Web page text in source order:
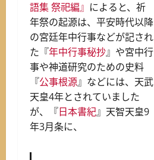
語集 祭祀編』 によると、祈
年祭の起源は、平安時代以降
の宮廷年中行事などが記され
た『年中行事秘抄』や宮中行
事や神道研究のための史料
『公事根源』などには、天武
天皇4年とされていました
が、『日本書紀』天智天皇9
年3月条に、